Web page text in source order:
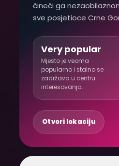
čineći ga
sve posjetioce Crne
Very popular
Mjesto je veoma
popularno i stalno se
zadržava u centru
interesovanja.
Otvori lokaciju